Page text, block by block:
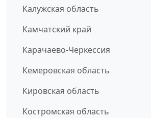
Калужская область
Камчатский край
Карачаево-Черкессия
Кемеровская область
Кировская область
Костромская область